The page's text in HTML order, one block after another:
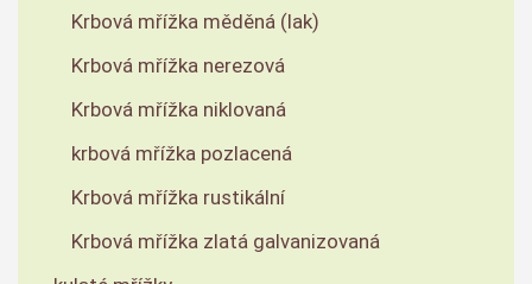
Krbová mřížka měděná (lak)
Krbová mřížka nerezová
Krbová mřížka niklovaná
krbová mřížka pozlacená
Krbová mřížka rustikální
Krbová mřížka zlatá galvanizovaná